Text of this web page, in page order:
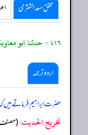
محقق سعد الشثری
٤١٦ - حدثنا ابو معاوية عن الاعمش عن إبراهيم قال: ليس عليه وضوء.
اردو ترجمہ
حضرت ابراہیم فرماتے ہیں
تخریج الحدیث:(مصنف ابن